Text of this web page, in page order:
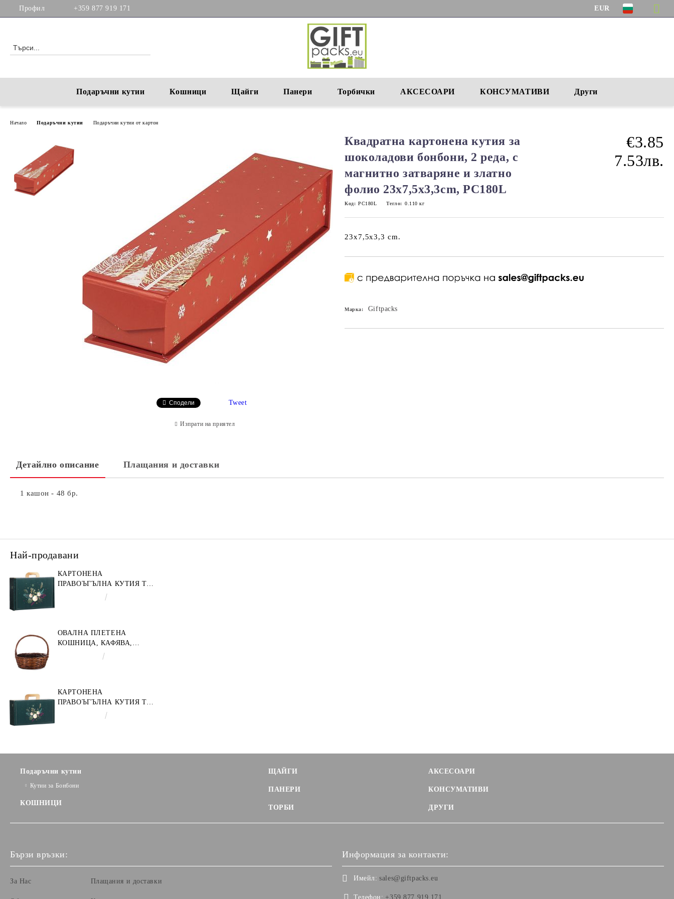
Профил +359 877 919 171 EUR
Подаръчни кутии Кошници Щайги Панери Торбички АКСЕСОАРИ КОНСУМАТИВИ Други
Начало Подаръчни кутии Подаръчни кутии от картон
Квадратна картонена кутия за
шоколадови бонбони, 2 реда, с
магнитно затваряне и златно
фолио 23x7,5x3,3cm, PC180L
€3.85
7.53лв.
Код: PC180L Тегло: 0.110 кг
23x7,5x3,3 cm.
Марка: Giftpacks
Сподели Tweet
Изпрати на приятел
Детайлно описание Плащания и доставки
1 кашон - 48 бр.
Най-продавани
КАРТОНЕНА
ПРАВОЪГЪЛНА КУТИЯ ТИП
"КУФАРЧЕ" ENCHANTED
ОВАЛНА ПЛЕТЕНА
КОШНИЦА, КАФЯВА,
35X30X12 СМ, SP609M
КАРТОНЕНА
ПРАВОЪГЪЛНА КУТИЯ ТИП
"КУФАРЧЕ" ENCHANTED
Подаръчни кутии
Кутии за Бонбони
КОШНИЦИ
ЩАЙГИ
ПАНЕРИ
ТОРБИ
АКСЕСОАРИ
КОНСУМАТИВИ
ДРУГИ
Бързи връзки:
За Нас Плащания и доставки
Информация за контакти:
Имейл: sales@giftpacks.eu
Телефон: +359 877 919 171